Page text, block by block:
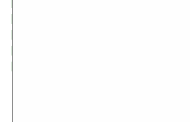
Вурц, Дженни
Высоцкий, Михаил
Выставной, Владислав
Вэнс, Джек
Вязников, Павел